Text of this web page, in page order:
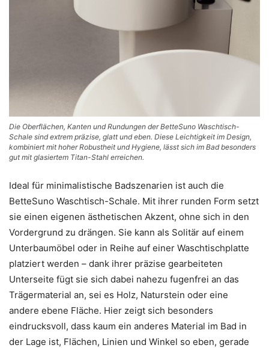
Die Oberflächen, Kanten und Rundungen der BetteSuno Waschtisch-
Schale sind extrem präzise, glatt und eben. Diese Leichtigkeit im Design,
kombiniert mit hoher Robustheit und Hygiene, lässt sich im Bad besonders
gut mit glasiertem Titan-Stahl erreichen.
Ideal für minimalistische Badszenarien ist auch die
BetteSuno Waschtisch-Schale. Mit ihrer runden Form setzt
sie einen eigenen ästhetischen Akzent, ohne sich in den
Vordergrund zu drängen. Sie kann als Solitär auf einem
Unterbaumöbel oder in Reihe auf einer Waschtischplatte
platziert werden – dank ihrer präzise gearbeiteten
Unterseite fügt sie sich dabei nahezu fugenfrei an das
Trägermaterial an, sei es Holz, Naturstein oder eine
andere ebene Fläche. Hier zeigt sich besonders
eindrucksvoll, dass kaum ein anderes Material im Bad in
der Lage ist, Flächen, Linien und Winkel so eben, gerade